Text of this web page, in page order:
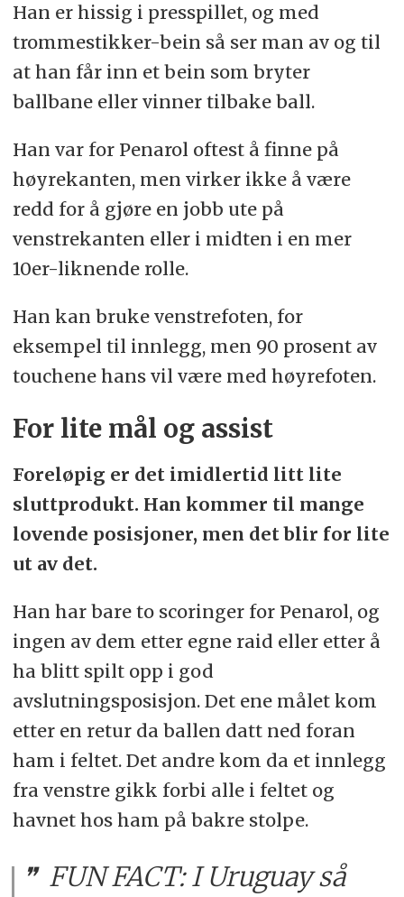
Han er hissig i presspillet, og med
trommestikker-bein så ser man av og til
at han får inn et bein som bryter
ballbane eller vinner tilbake ball.
Han var for Penarol oftest å finne på
høyrekanten, men virker ikke å være
redd for å gjøre en jobb ute på
venstrekanten eller i midten i en mer
10er-liknende rolle.
Han kan bruke venstrefoten, for
eksempel til innlegg, men 90 prosent av
touchene hans vil være med høyrefoten.
For lite mål og assist
Foreløpig er det imidlertid litt lite
sluttprodukt. Han kommer til mange
lovende posisjoner, men det blir for lite
ut av det.
Han har bare to scoringer for Penarol, og
ingen av dem etter egne raid eller etter å
ha blitt spilt opp i god
avslutningsposisjon. Det ene målet kom
etter en retur da ballen datt ned foran
ham i feltet. Det andre kom da et innlegg
fra venstre gikk forbi alle i feltet og
havnet hos ham på bakre stolpe.
FUN FACT: I Uruguay så